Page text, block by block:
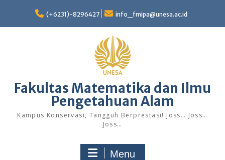
content
(+6231)-8296427 info_fmipa@unesa.ac.id
Fakultas Matematika dan Ilmu
Pengetahuan Alam
Kampus Konservasi, Tangguh Berprestasi! Joss… Joss…
Joss…
Menu